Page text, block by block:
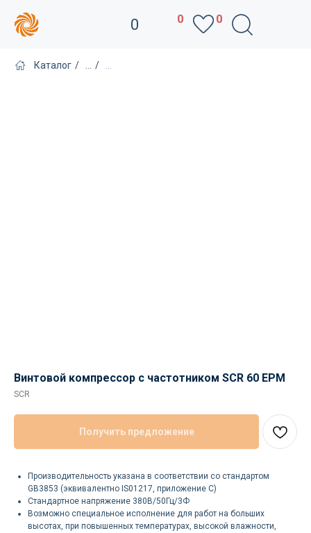
Каталог / /
Винтовой компрессор с частотником SCR 60 EPM
SCR
Получить предложение
Производительность указана в соответствии со стандартом
GB3853 (эквивалентно IS01217, приложение C)
Стандартное напряжение 380В/50Гц/3Ф
Возможно специальное исполнение для работ на больших
высотах, при повышенных температурах, высокой влажности,